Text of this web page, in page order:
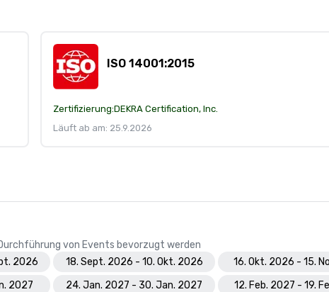
ISO 14001:2015
Zertifizierung:DEKRA Certification, Inc.
Läuft ab am: 25.9.2026
von Events bevorzugt werden
2026 18. Sept. 2026 - 10. Okt. 2026
16. Okt. 2026 - 15.
2027 24. Jan. 2027 - 30. Jan. 2027
12. Feb. 2027 - 19.